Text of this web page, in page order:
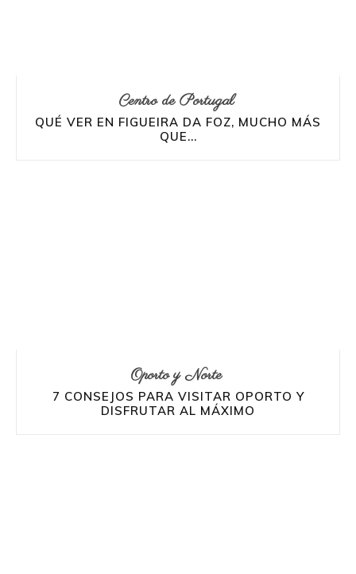
Centro de Portugal
QUÉ VER EN FIGUEIRA DA FOZ, MUCHO MÁS
QUE...
Oporto y Norte
7 CONSEJOS PARA VISITAR OPORTO Y
DISFRUTAR AL MÁXIMO